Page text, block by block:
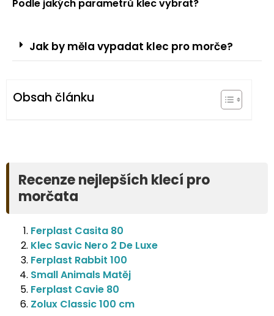
Podle jakých parametrů klec vybrat?
Jak by měla vypadat klec pro morče?
Obsah článku
Recenze nejlepších klecí pro
morčata
Ferplast Casita 80
Klec Savic Nero 2 De Luxe
Ferplast Rabbit 100
Small Animals Matěj
Ferplast Cavie 80
Zolux Classic 100 cm